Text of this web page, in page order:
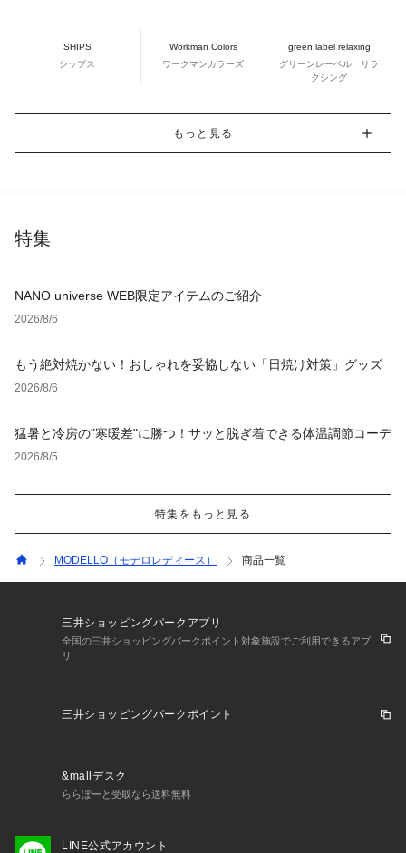
SHIPS
シップス
Workman Colors
ワークマンカラーズ
green label relaxing
グリーンレーベル リラ
クシング
もっと見る
特集
NANO universe WEB限定アイテムのご紹介
2026/8/6
もう絶対焼かない！おしゃれを妥協しない「日焼け対策」グッズ
2026/8/6
猛暑と冷房の"寒暖差"に勝つ！サッと脱ぎ着できる体温調節コーデ
2026/8/5
特集をもっと見る
MODELLO（モデロレディース） 商品一覧
三井ショッピングパークアプリ
全国の三井ショッピングパークポイント対象施設でご利用できるアプ
リ
三井ショッピングパークポイント
&mallデスク
ららぽーと受取なら送料無料
LINE公式アカウント